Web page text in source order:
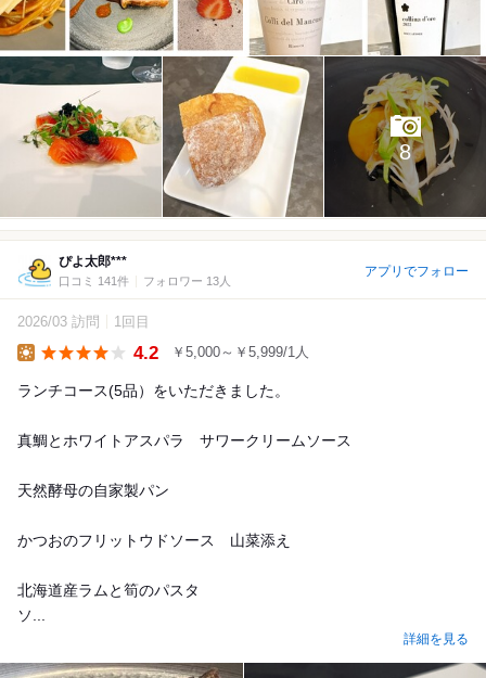
8
ぴよ太郎***
口コミ 141件 フォロワー 13人
アプリでフォロー
2026/03 訪問 1回目
4.2 ￥5,000～￥5,999/1人
ランチコース(5品）をいただきました。
真鯛とホワイトアスパラ サワークリームソース
天然酵母の自家製パン
かつおのフリットウドソース 山菜添え
北海道産ラムと筍のパスタ
ソ...
詳細を見る